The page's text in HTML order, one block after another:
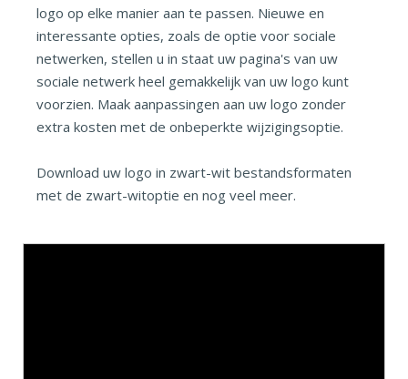
logo op elke manier aan te passen. Nieuwe en
interessante opties, zoals de optie voor sociale
netwerken, stellen u in staat uw pagina's van uw
sociale netwerk heel gemakkelijk van uw logo kunt
voorzien. Maak aanpassingen aan uw logo zonder
extra kosten met de onbeperkte wijzigingsoptie.
Download uw logo in zwart-wit bestandsformaten
met de zwart-witoptie en nog veel meer.